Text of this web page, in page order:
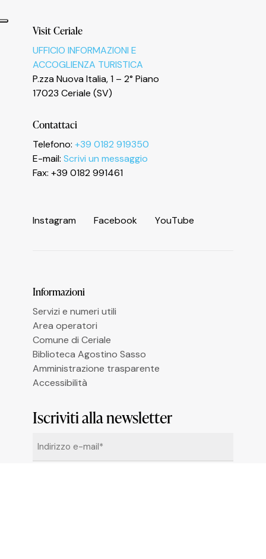
Visit Ceriale
UFFICIO INFORMAZIONI E
ACCOGLIENZA TURISTICA
P.zza Nuova Italia, 1 – 2° Piano
17023 Ceriale (SV)
Contattaci
Telefono: +39 0182 919350
E-mail: Scrivi un messaggio
Fax: +39 0182 991461
Instagram Facebook YouTube
Informazioni
Servizi e numeri utili
Area operatori
Comune di Ceriale
Biblioteca Agostino Sasso
Amministrazione trasparente
Accessibilità
Iscriviti alla newsletter